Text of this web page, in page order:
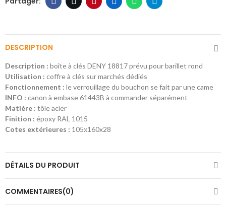
DESCRIPTION
Description : boîte à clés DENY 18817 prévu pour barillet rond
Utilisation : coffre à clés sur marchés dédiés
Fonctionnement : le verrouillage du bouchon se fait par une came
INFO : canon à embase 61443B à commander séparément
Matière : tôle acier
Finition : époxy RAL 1015
Cotes extérieures : 105x160x28
DÉTAILS DU PRODUIT
COMMENTAIRES(0)